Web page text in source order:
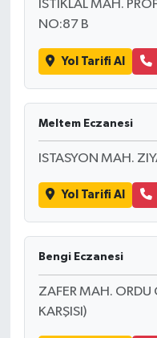
İSTİKLAL MAH.
NO:87 B
Yol Tarifi Al
Meltem Eczanesi
ISTASYON MAH.
Yol Tarifi Al
Bengi Eczanesi
ZAFER MAH. ORDU
KARŞISI)